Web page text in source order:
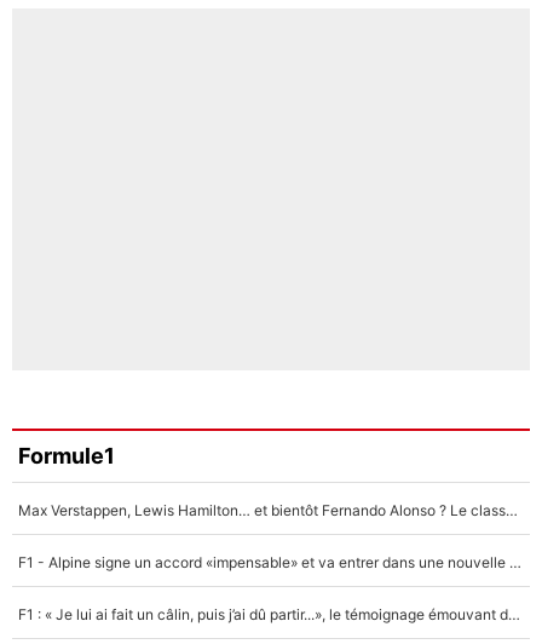
Formule1
Max Verstappen, Lewis Hamilton… et bientôt Fernando Alonso ? Le classement des pilotes les mieux payés en Formule 1 risque de changer !
F1 - Alpine signe un accord «impensable» et va entrer dans une nouvelle dimension : Grande nouvelle pour Pierre Gasly !
F1 : « Je lui ai fait un câlin, puis j’ai dû partir...», le témoignage émouvant de Max Verstappen sur sa fille